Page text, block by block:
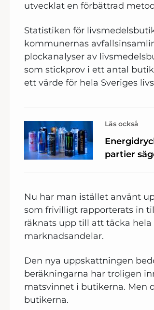
utvecklat en förbättrad
Statistiken för
kommunernas
plockanalyser av
som stickprov i ett antal
ett värde för hela Sveriges
Läs också
partier
Nu har man istället använt
som frivilligt rapporterats in
räknats upp till att täcka
marknadsandelar.
Den nya uppskattningen
beräkningarna har troligen
matsvinnet i butikerna. Men
butikerna.